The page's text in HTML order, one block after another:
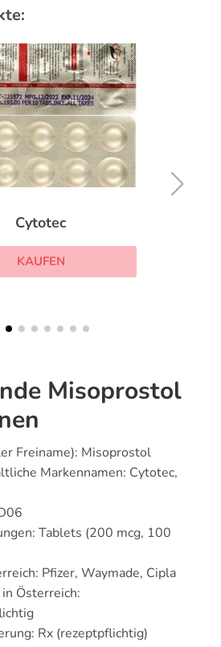
Cytotec
KAUFEN
Misoprostol
Freiname): Misoprostol
Markennamen: Cytotec,
Tablets (200 mcg, 100
Pfizer, Waymade, Cipla
Österreich:
Rx (rezeptpflichtig)